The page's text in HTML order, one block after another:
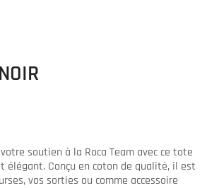
soutien à la Roca Team avec ce tote
élégant. Conçu en coton de qualité, il est
vos sorties ou comme accessoire